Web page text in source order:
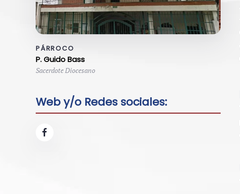
PÁRROCO
P. Guido Bass
Sacerdote Diocesano
Web y/o Redes sociales: